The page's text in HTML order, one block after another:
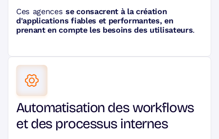
Ces agencesse consacrent à la création
d'applications fiables et performantes, en
prenant en compte les besoins des utilisateurs.
Automatisation des workflows
et des processus internes